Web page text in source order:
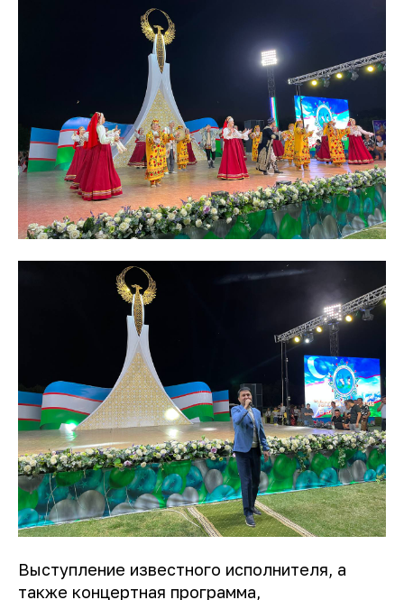
Выступление известного исполнителя, а
также концертная программа,